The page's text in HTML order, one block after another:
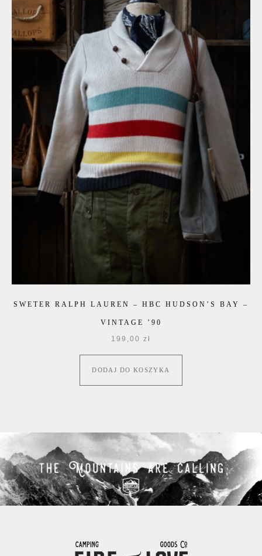
SWETER RALPH LAUREN – HBC HUDSON’S BAY –
VINTAGE ’90
199,00 zł
DODAJ DO KOSZYKA